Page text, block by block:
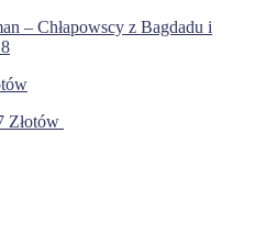
– Chłapowscy z Bagdadu i
Złotów